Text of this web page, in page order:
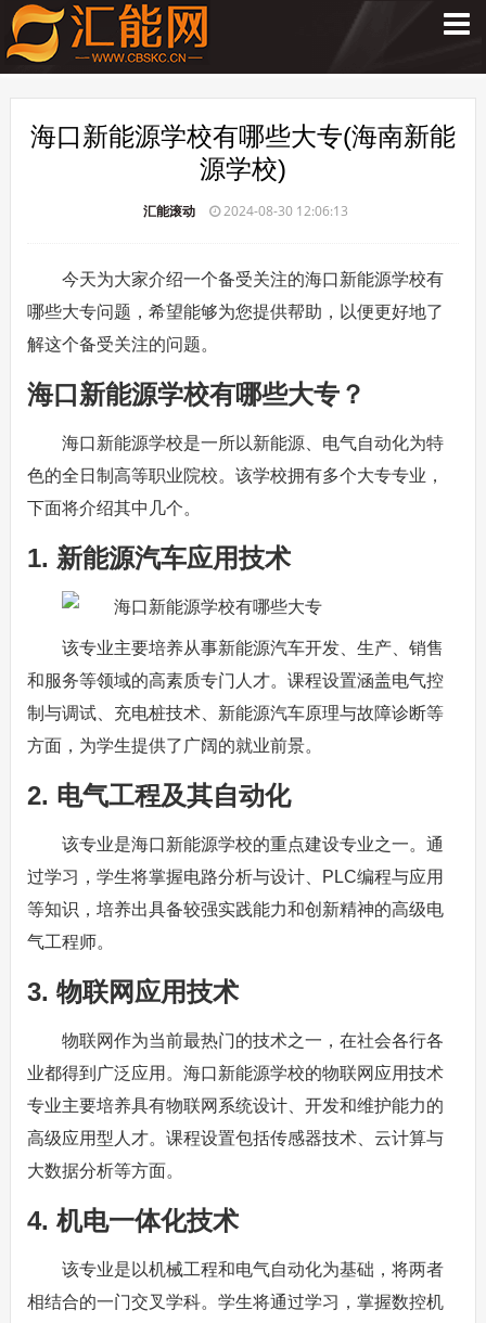
海口新能源学校有哪些大专(海南新能
源学校)
汇能滚动 2024-08-30 12:06:13
今天为大家介绍一个备受关注的海口新能源学校有
哪些大专问题，希望能够为您提供帮助，以便更好地了
解这个备受关注的问题。
海口新能源学校有哪些大专？
海口新能源学校是一所以新能源、电气自动化为特
色的全日制高等职业院校。该学校拥有多个大专专业，
下面将介绍其中几个。
1. 新能源汽车应用技术
该专业主要培养从事新能源汽车开发、生产、销售
和服务等领域的高素质专门人才。课程设置涵盖电气控
制与调试、充电桩技术、新能源汽车原理与故障诊断等
方面，为学生提供了广阔的就业前景。
2. 电气工程及其自动化
该专业是海口新能源学校的重点建设专业之一。通
过学习，学生将掌握电路分析与设计、PLC编程与应用
等知识，培养出具备较强实践能力和创新精神的高级电
气工程师。
3. 物联网应用技术
物联网作为当前最热门的技术之一，在社会各行各
业都得到广泛应用。海口新能源学校的物联网应用技术
专业主要培养具有物联网系统设计、开发和维护能力的
高级应用型人才。课程设置包括传感器技术、云计算与
大数据分析等方面。
4. 机电一体化技术
该专业是以机械工程和电气自动化为基础，将两者
相结合的一门交叉学科。学生将通过学习，掌握数控机